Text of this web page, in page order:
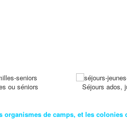
ou séniors Séjours ados,
organismes de camps, et les